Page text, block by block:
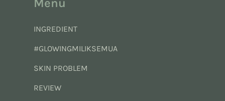
Menu
INGREDIENT
#GLOWINGMILIKSEMUA
SKIN PROBLEM
REVIEW